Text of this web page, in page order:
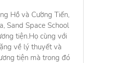
Hồ và Cường Tiến,
Sand Space School
tiện.Họ cùng với
về lý thuyết và
tiện mà trong đó